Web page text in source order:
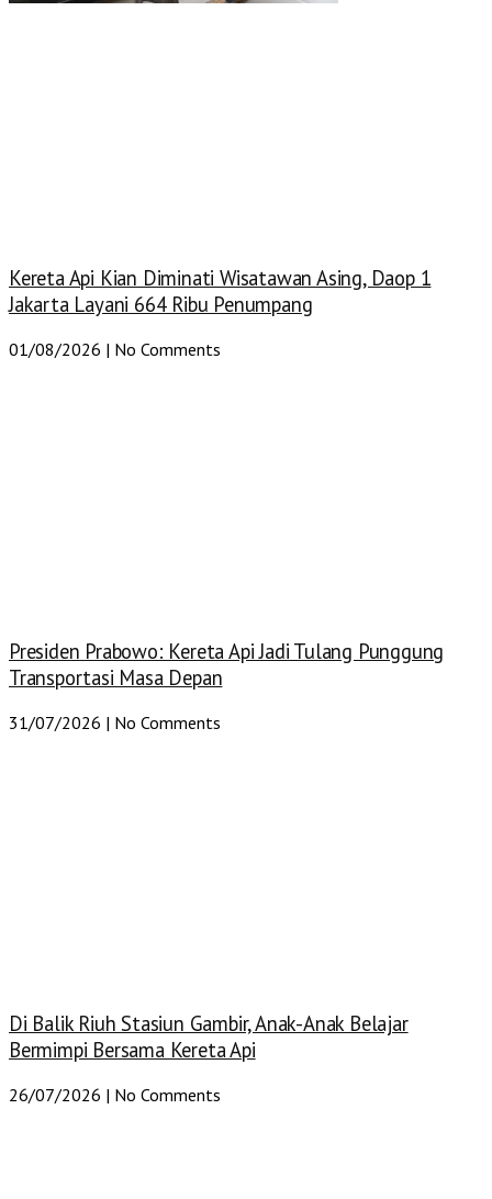
Kereta Api Kian Diminati Wisatawan Asing, Daop 1
Jakarta Layani 664 Ribu Penumpang
01/08/2026 No Comments
Presiden Prabowo: Kereta Api Jadi Tulang Punggung
Transportasi Masa Depan
31/07/2026 No Comments
Di Balik Riuh Stasiun Gambir, Anak-Anak Belajar
Bermimpi Bersama Kereta Api
26/07/2026 No Comments